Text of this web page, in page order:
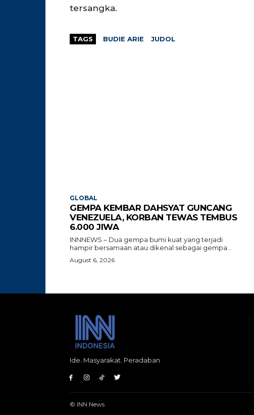
tersangka.
TAGS BUDIE ARIE JUDOL
GLOBAL
GEMPA KEMBAR DAHSYAT GUNCANG
VENEZUELA, KORBAN TEWAS TEMBUS
6.000 JIWA
INNNEWS – Dua gempa bumi kuat yang terjadi
hampir bersamaan atau dikenal sebagai gempa...
August 6, 2026
Ide. Masyarakat. Peradaban
© INN News